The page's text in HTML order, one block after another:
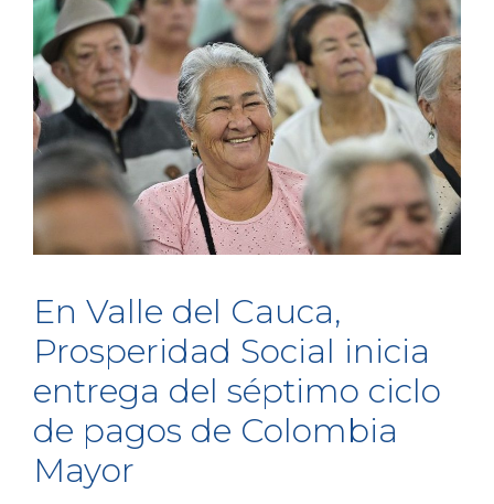
En Valle del Cauca,
Prosperidad Social inicia
entrega del séptimo ciclo
de pagos de Colombia
Mayor